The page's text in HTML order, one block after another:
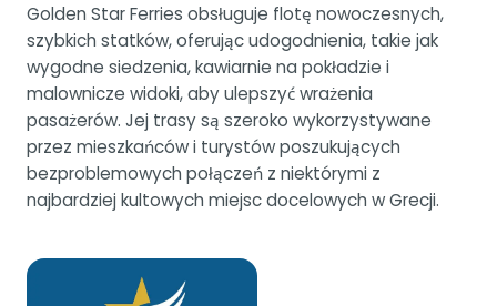
Golden Star Ferries obsługuje flotę nowoczesnych,
szybkich statków, oferując udogodnienia, takie jak
wygodne siedzenia, kawiarnie na pokładzie i
malownicze widoki, aby ulepszyć wrażenia
pasażerów. Jej trasy są szeroko wykorzystywane
przez mieszkańców i turystów poszukujących
bezproblemowych połączeń z niektórymi z
najbardziej kultowych miejsc docelowych w Grecji.